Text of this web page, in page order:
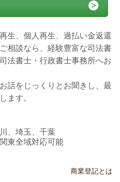
生、個人再生、過払い金返還
相談なら、経験豊富な司法書
法書士・行政書士事務所へお
話をじっくりとお聞きし、最
ます。
、埼玉、千葉
東全域対応可能
商業登記とは